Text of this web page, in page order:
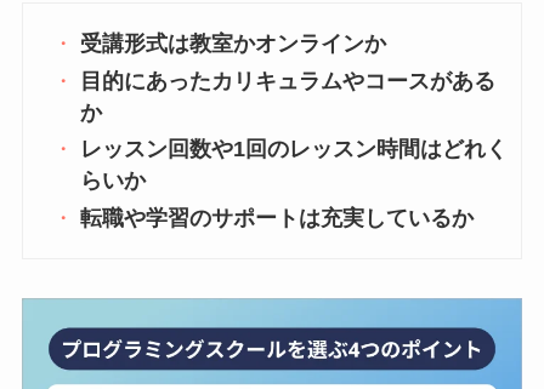
受講形式は教室かオンラインか
目的にあったカリキュラムやコースがある
か
レッスン回数や1回のレッスン時間はどれく
らいか
転職や学習のサポートは充実しているか